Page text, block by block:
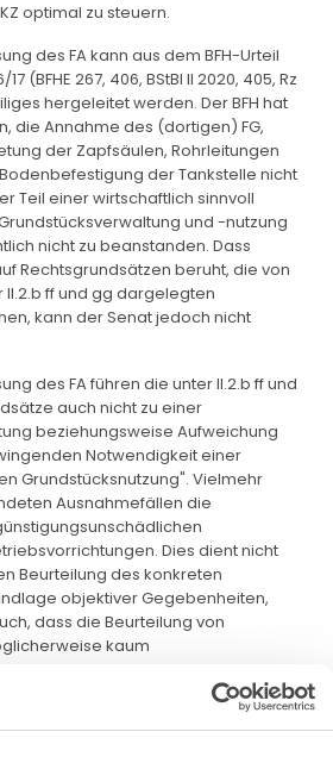
optimal zu steuern.
des FA kann aus dem BFH-Urteil
17 (BFHE 267, 406, BStBl II 2020, 405, Rz
hergeleitet werden. Der BFH hat
die Annahme des (dortigen) FG,
der Zapfsäulen, Rohrleitungen
der Tankstelle nicht
Teil einer wirtschaftlich sinnvoll
und -nutzung
nicht zu beanstanden. Dass
Rechtsgrundsätzen beruht, die von
ff und gg dargelegten
kann der Senat jedoch nicht
des FA führen die unter II.2.b ff und
auch nicht zu einer
beziehungsweise Aufweichung
Notwendigkeit einer
Grundstücksnutzung". Vielmehr
Ausnahmefällen die
Dies dient nicht
Beurteilung des konkreten
objektiver Gegebenheiten,
dass die Beurteilung von
kaum